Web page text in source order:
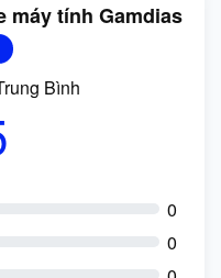
máy tính Gamdias
Bình
0
0